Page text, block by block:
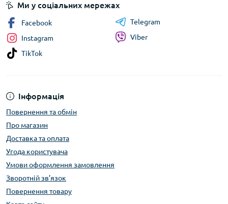
Інформація
Повернення та обмін
Про магазин
Доставка та оплата
Угода користувача
Умови оформлення замовлення
Зворотній зв’язок
Повернення товару
Ми у соціальних мережах
Facebook
Instagram
TikTok
Telegram
Viber